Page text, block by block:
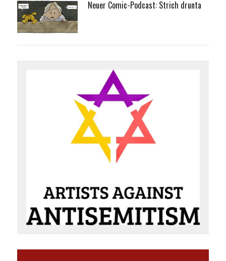
Neuer Comic-Podcast: Strich drunta